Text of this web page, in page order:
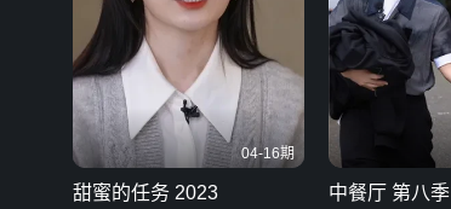
04-16期
甜蜜的任务 2023 中餐厅 第八季